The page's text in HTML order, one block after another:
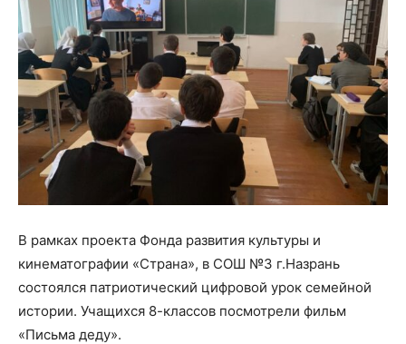
В рамках проекта Фонда развития культуры и
кинематографии «Страна», в СОШ №3 г.Назрань
состоялся патриотический цифровой урок семейной
истории. Учащихся 8-классов посмотрели фильм
«Письма деду».